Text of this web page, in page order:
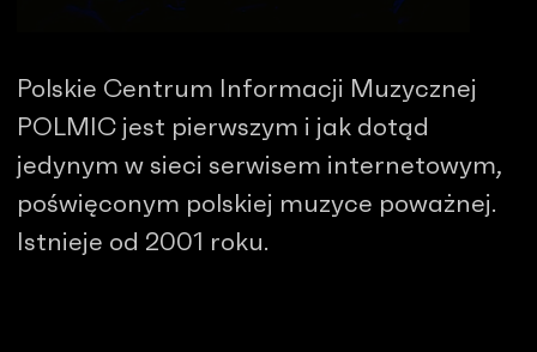
Polskie Centrum Informacji Muzycznej
POLMIC jest pierwszym i jak dotąd
jedynym w sieci serwisem internetowym,
poświęconym polskiej muzyce poważnej.
Istnieje od 2001 roku.